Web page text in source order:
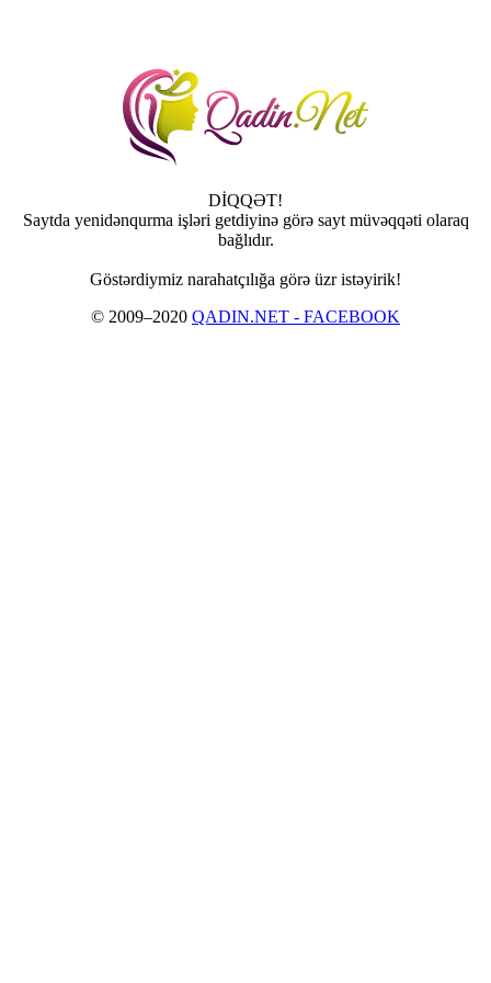
DİQQƏT!
Saytda yenidənqurma işləri getdiyinə görə sayt müvəqqəti olaraq
bağlıdır.
Göstərdiymiz narahatçılığa görə üzr istəyirik!
© 2009–2020 QADIN.NET - FACEBOOK